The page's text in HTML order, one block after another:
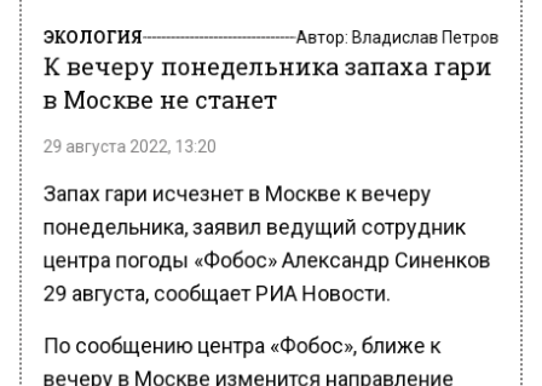
К вечеру понедельника запаха гари
в Москве не станет
понедельника, заявил ведущий сотрудник
центра погоды «Фобос» Александр Синенков
29 августа, сообщает РИА Новости.
По сообщению центра «Фобос», ближе к
вечеру в Москве изменится направление